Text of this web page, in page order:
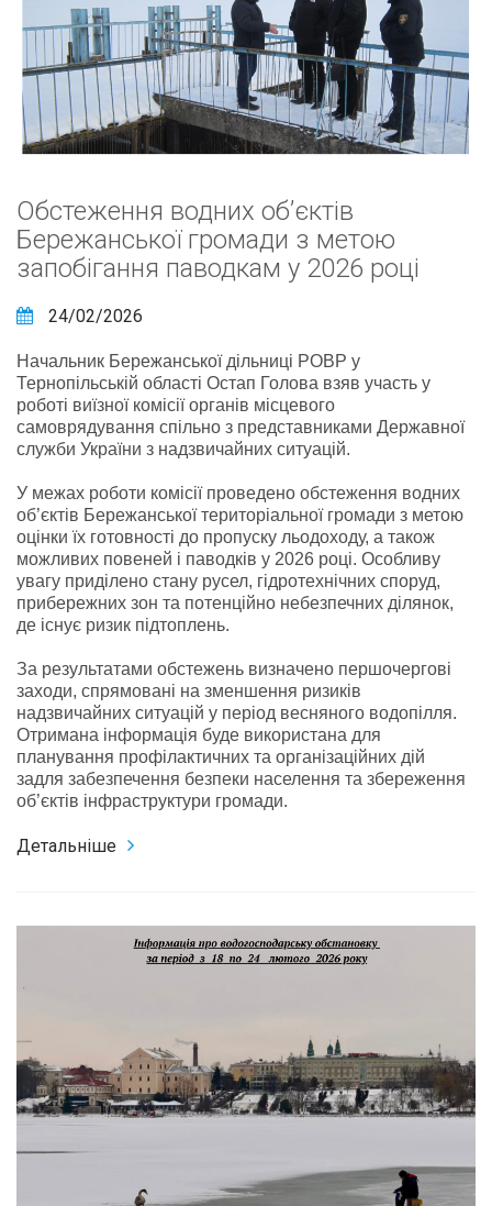
Обстеження водних об’єктів
Бережанської громади з метою
запобігання паводкам у 2026 році
24/02/2026
Начальник Бережанської дільниці РОВР у
Тернопільській області Остап Голова взяв участь у
роботі виїзної комісії органів місцевого
самоврядування спільно з представниками Державної
служби України з надзвичайних ситуацій.
У межах роботи комісії проведено обстеження водних
об’єктів Бережанської територіальної громади з метою
оцінки їх готовності до пропуску льодоходу, а також
можливих повеней і паводків у 2026 році. Особливу
увагу приділено стану русел, гідротехнічних споруд,
прибережних зон та потенційно небезпечних ділянок,
де існує ризик підтоплень.
За результатами обстежень визначено першочергові
заходи, спрямовані на зменшення ризиків
надзвичайних ситуацій у період весняного водопілля.
Отримана інформація буде використана для
планування профілактичних та організаційних дій
задля забезпечення безпеки населення та збереження
об’єктів інфраструктури громади.
Детальніше